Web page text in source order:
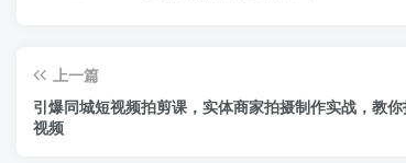
上一篇
引爆同城短视频拍剪课，实体商家拍摄制作实战，教
视频